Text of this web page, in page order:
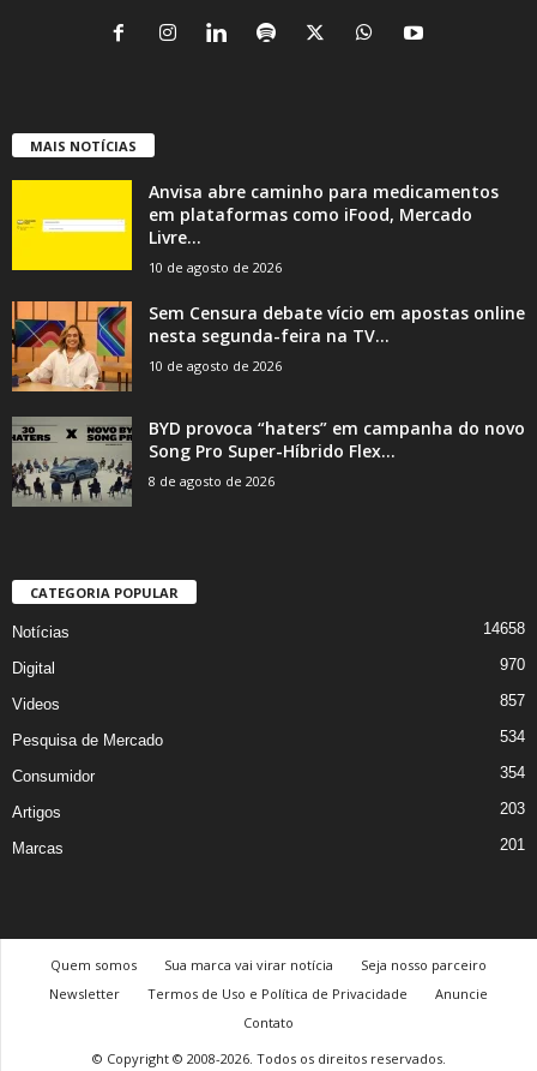
MAIS NOTÍCIAS
Anvisa abre caminho para medicamentos
em plataformas como iFood, Mercado
Livre...
10 de agosto de 2026
Sem Censura debate vício em apostas online
nesta segunda-feira na TV...
10 de agosto de 2026
BYD provoca “haters” em campanha do novo
Song Pro Super-Híbrido Flex...
8 de agosto de 2026
CATEGORIA POPULAR
Notícias 14658
Digital 970
Videos 857
Pesquisa de Mercado 534
Consumidor 354
Artigos 203
Marcas 201
Quem somos Sua marca vai virar notícia
Seja nosso parceiro
Newsletter
Termos de Uso e Política de Privacidade
Anuncie
Contato
© Copyright © 2008-2026. Todos os direitos reservados.